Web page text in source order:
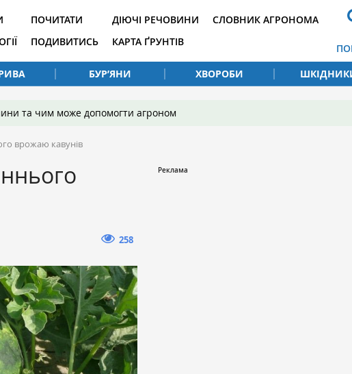
ПОЧИТАТИ
ПОДИВИТИСЬ
ДІЮЧІ РЕЧОВИНИ
КАРТА ҐРУНТІВ
СЛОВНИК АГРОНОМА
БУР’ЯНИ ХВОРОБИ
та чим може допомогти агроном
врожаю кавунів
258